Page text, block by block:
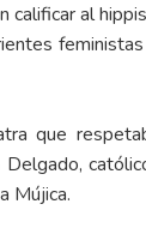
calificar al
que
Delgado,
Mújica.